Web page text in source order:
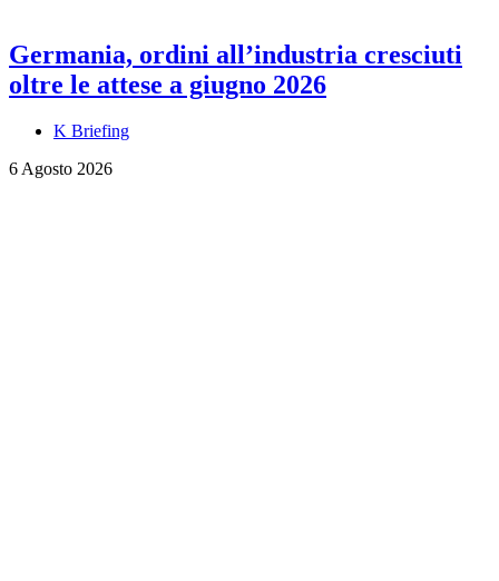
Germania, ordini all’industria cresciuti
oltre le attese a giugno 2026
K Briefing
6 Agosto 2026